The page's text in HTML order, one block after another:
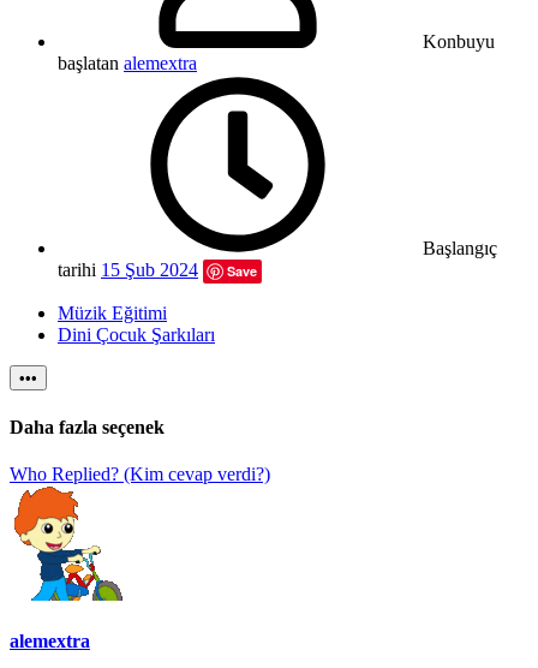
Konbuyu
başlatan alemextra
Başlangıç
tarihi 15 Şub 2024 Save
Müzik Eğitimi
Dini Çocuk Şarkıları
•••
Daha fazla seçenek
Who Replied? (Kim cevap verdi?)
alemextra